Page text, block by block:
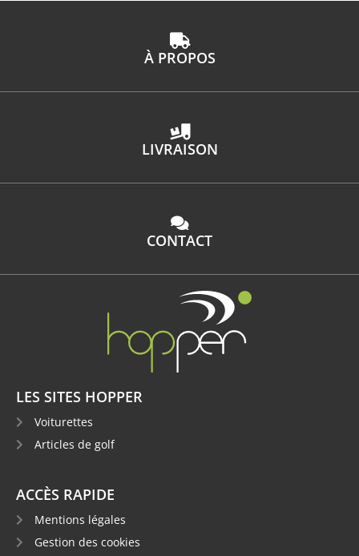
À PROPOS
LIVRAISON
CONTACT
LES SITES HOPPER
Voiturettes
Articles de golf
ACCÈS RAPIDE
Mentions légales
Gestion des cookies